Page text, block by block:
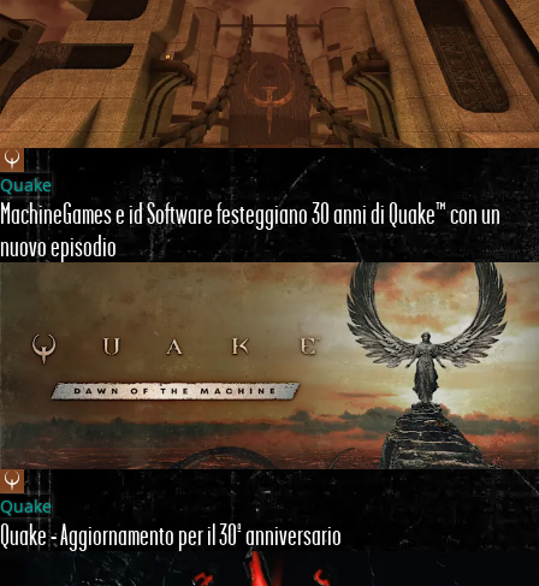
Quake
MachineGames e id Software festeggiano 30 anni di Quake™ con un
nuovo episodio
Quake
Quake - Aggiornamento per il 30º anniversario